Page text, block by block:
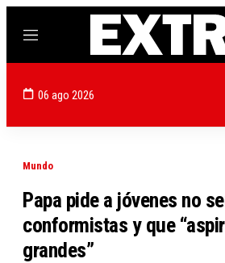
Menú
06 ago 2026
Mundo
Papa pide a jóvenes no
conformistas y que
grandes”